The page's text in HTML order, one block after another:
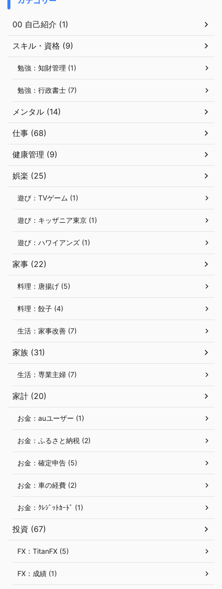
00 自己紹介 (1)
スキル・資格 (9)
勉強：知財管理 (1)
勉強：行政書士 (7)
メンタル (14)
仕事 (68)
健康管理 (9)
娯楽 (25)
遊び：TVゲーム (1)
遊び：キッザニア東京 (1)
遊び：ハワイアンズ (1)
家事 (22)
料理：唐揚げ (5)
料理：餃子 (4)
生活：家事改善 (7)
家族 (31)
生活：専業主婦 (7)
家計 (20)
お金：auユーザー (1)
お金：ふるさと納税 (2)
お金：確定申告 (5)
お金：車の経費 (2)
お金：ｸﾚｼﾞｯﾄｶｰﾄﾞ (1)
投資 (67)
FX：TitanFX (5)
FX：成績 (1)